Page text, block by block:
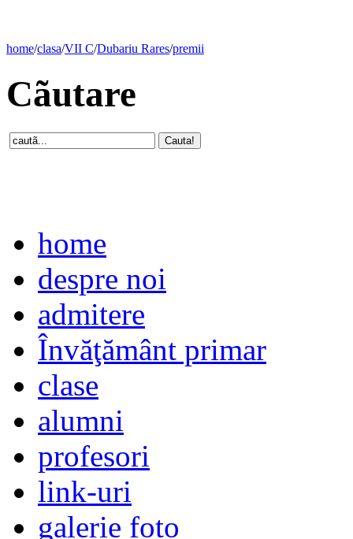
home/clasa/VII C/Dubariu Rares/premii
Cãutare
home
despre noi
admitere
Învăţământ primar
clase
alumni
profesori
link-uri
galerie foto